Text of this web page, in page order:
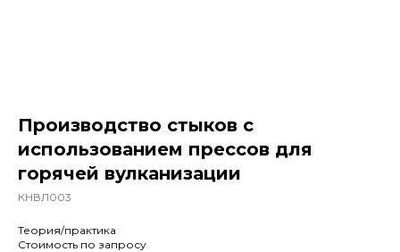
Производство стыков с
использованием прессов для
горячей вулканизации
КНВЛ003
Теория/практика
Стоимость по запросу